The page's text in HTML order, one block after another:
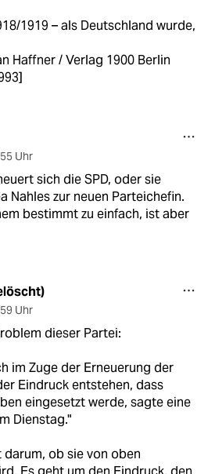
1919 – als Deutschland wurde,
Haffner / Verlag 1900 Berlin
Uhr
sich die SPD, oder sie
Nahles zur neuen Parteichefin.
bestimmt zu einfach, ist aber
Uhr
dieser Partei:
im Zuge der Erneuerung der
Eindruck entstehen, dass
eingesetzt werde, sagte eine
Dienstag."
darum, ob sie von oben